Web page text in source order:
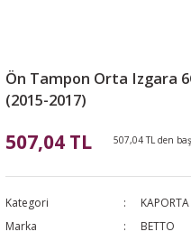
Ön Tampon Orta Izgara
(2015-2017)
507,04 TL 507,04 TL den
Kategori
KAPORTA
Marka
BETTO